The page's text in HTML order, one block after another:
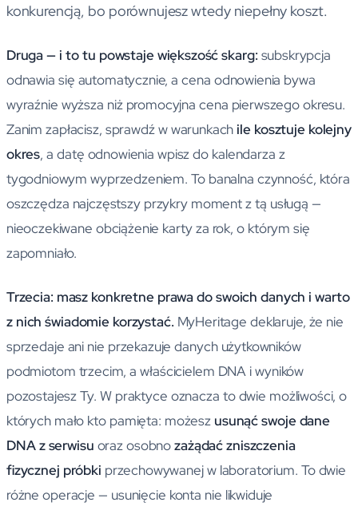
konkurencją, bo porównujesz wtedy niepełny koszt.
Druga — i to tu powstaje większość skarg: subskrypcja
odnawia się automatycznie, a cena odnowienia bywa
wyraźnie wyższa niż promocyjna cena pierwszego okresu.
Zanim zapłacisz, sprawdź w warunkach ile kosztuje kolejny
okres, a datę odnowienia wpisz do kalendarza z
tygodniowym wyprzedzeniem. To banalna czynność, która
oszczędza najczęstszy przykry moment z tą usługą —
nieoczekiwane obciążenie karty za rok, o którym się
zapomniało.
Trzecia: masz konkretne prawa do swoich danych i warto
z nich świadomie korzystać. MyHeritage deklaruje, że nie
sprzedaje ani nie przekazuje danych użytkowników
podmiotom trzecim, a właścicielem DNA i wyników
pozostajesz Ty. W praktyce oznacza to dwie możliwości, o
których mało kto pamięta: możesz usunąć swoje dane
DNA z serwisu oraz osobnozażądać zniszczenia
fizycznej próbki przechowywanej w laboratorium. To dwie
różne operacje — usunięcie konta nie likwiduje